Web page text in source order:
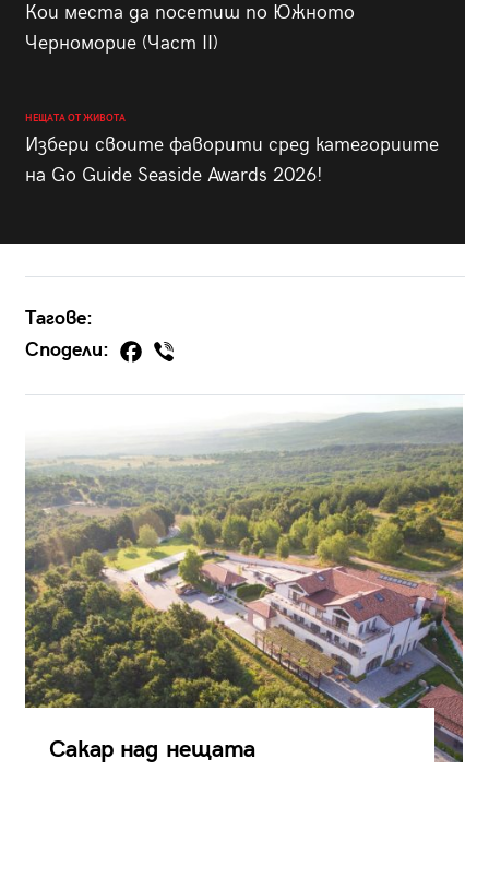
Кои места да посетиш по Южното
Черноморие (Част II)
НЕЩАТА ОТ ЖИВОТА
Избери своите фаворити сред категориите
на Go Guide Seaside Awards 2026!
Тагове:
Сподели:
Сакар над нещата